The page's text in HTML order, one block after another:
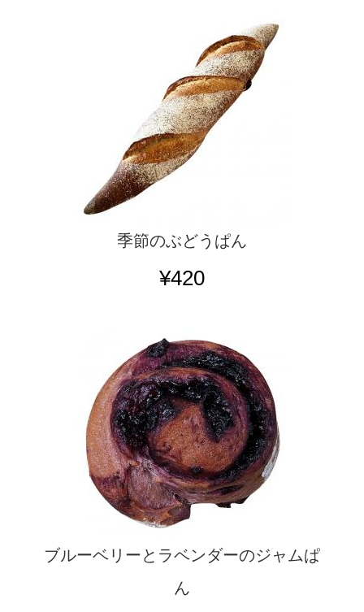
季節のぶどうぱん
¥420
ブルーベリーとラベンダーのジャムぱ
ん